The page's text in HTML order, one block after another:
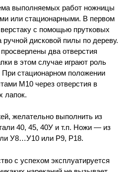
выполняемых работ ножницы
или стационарными. В первом
с помощью прутковых
ручной дисковой пилы по дереву.
два отверстия
в этом случае играют роль
стационарном положении
М10 через отверстия в
лапок.
желательно выполнить из
40, 45, 40У и т.п. Ножи — из
У8…У10 или Р9, Р18.
с успехом эксплуатируется